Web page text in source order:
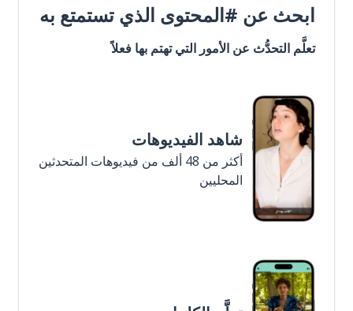
ابحث عن #المحتوى الذي تستمتع به
تعلَّم التحدُّث عن الأمور التي تهتم بها فعلاً
شاهد الفيديوهات
أكثر من 48 ألف من فيديوهات المتحدثين
المحليين